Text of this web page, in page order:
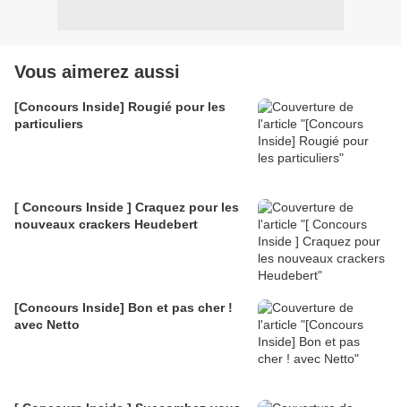
Vous aimerez aussi
[Concours Inside] Rougié pour les
particuliers
[ Concours Inside ] Craquez pour les
nouveaux crackers Heudebert
[Concours Inside] Bon et pas cher !
avec Netto